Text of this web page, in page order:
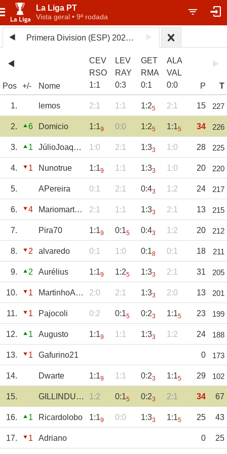
La Liga PT
Vista geral • 9ª rodada
Primera Division (ESP) 2025/26
Pos +/- Nome
CEV
RSO
1:1
LEV
RAY
0:3
GET
RMA
0:1
ALA
VAL
0:0 P T
1. lemos 2:1 1:1 1:25 2:1 15 227
2. 6 Domicio 1:19 0:0 1:25 1:15 34 226
3. 1 JúlioJoaquim 1:0 2:1 1:33 1:0 28 225
4. 1 Nunotrue 1:19 1:1 1:33 1:0 20 220
5. APereira 0:1 2:1 0:43 1:2 24 217
6. 4 Mariomartins 2:1 1:1 1:33 2:1 13 215
7. Pira70 1:19 0:15 0:43 1:2 20 212
8. 2 alvaredo 0:1 1:0 0:18 0:1 18 211
9. 2 Aurélius 1:19 1:25 1:33 2:1 31 205
10. 1 MartinhoAmorim 2:0 2:1 1:33 2:0 13 201
11. 1 Pajocoli 0:2 0:15 0:23 1:15 23 199
12. 1 Augusto 1:19 1:1 1:33 1:2 24 188
13. 1 Gafurino21 0 173
14. Dwarte 1:19 1:1 0:23 1:15 29 102
15. GILLINDUUU 1:2 0:15 0:23 2:1 34 67
16. 1 Ricardolobo 1:19 0:0 1:33 1:15 25 43
17. 1 Adriano 0 25